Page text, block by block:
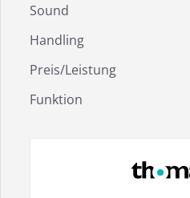
Sound
Handling
Preis/Leistung
Funktion